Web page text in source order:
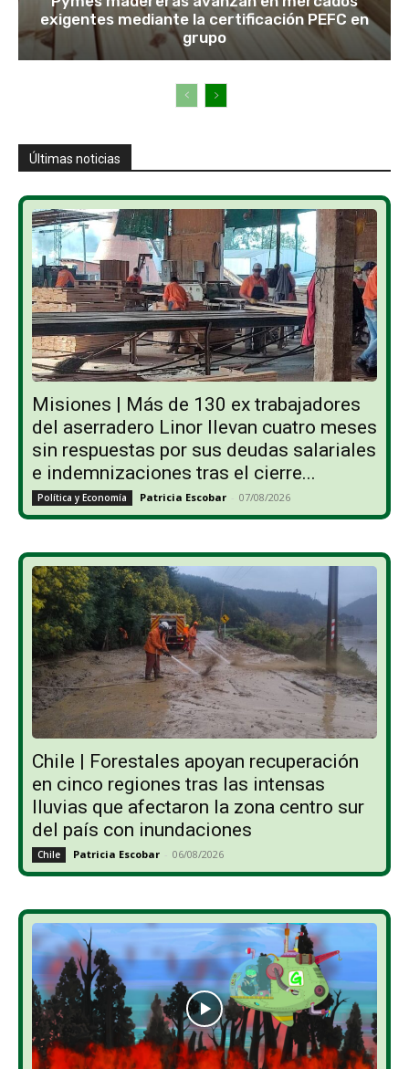
exigentes mediante la certificación PEFC en
grupo
Últimas noticias
Misiones | Más de 130 ex trabajadores
del aserradero Linor llevan cuatro meses
sin respuestas por sus deudas salariales
e indemnizaciones tras el cierre...
Política y Economía Patricia Escobar - 07/08/2026
Chile | Forestales apoyan recuperación
en cinco regiones tras las intensas
lluvias que afectaron la zona centro sur
del país con inundaciones
Chile Patricia Escobar - 06/08/2026